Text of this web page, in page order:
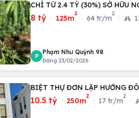
CHỈ TỪ 2.4 TỶ (30%) SỞ HỮU
8 tỷ · 125m
2
· 64 tr/m
2
·
P
Phạm Như Quỳnh 98
Đăng 23/02/2026
BIỆT THỰ ĐƠN LẬP HƯỚNG
10.5 tỷ · 250m
2
· 17 tr/m
2
·